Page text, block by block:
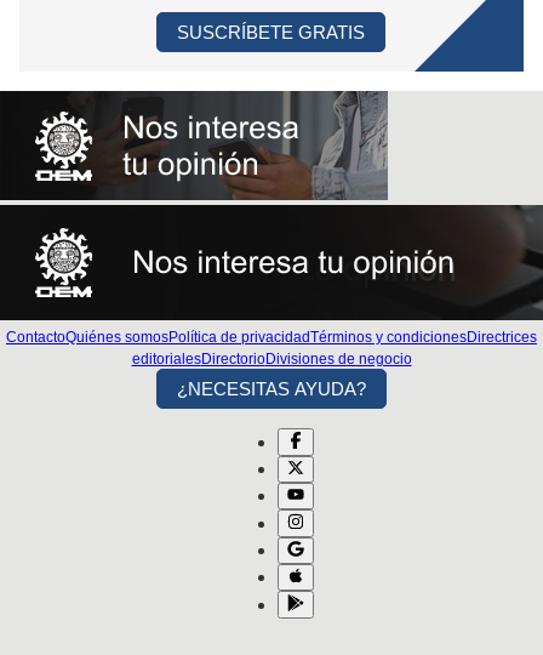
SUSCRÍBETE GRATIS
ContactoQuiénes somosPolítica de privacidadTérminos y condicionesDirectrices
editorialesDirectorioDivisiones de negocio
¿NECESITAS AYUDA?